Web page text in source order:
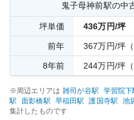
鬼子母神前駅の中
坪単価 436万円/坪
前年 367万円/坪
8年前 244万円/坪
※周辺エリアは 雑司が谷駅 学習院下
駅
面影橋駅 早稲田駅 護国寺駅 池
集計したものです